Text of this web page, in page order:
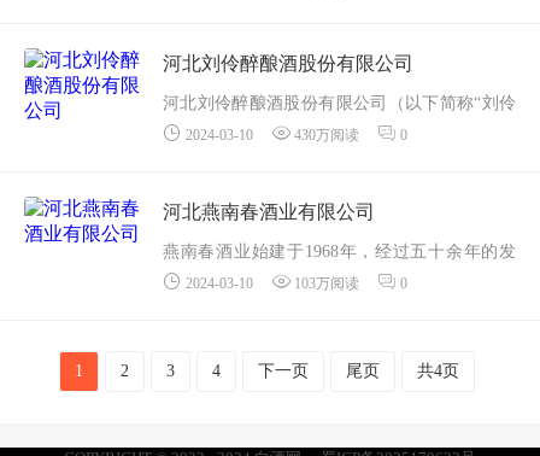
为民营企业。现有职工1100余人，资产8亿元。
趵突泉商...
河北刘伶醉酿酒股份有限公司
河北刘伶醉酿酒股份有限公司（以下简称“刘伶
醉”）是以研究、生产、经营白酒系列产品为主
国“酒乡”河北保定，刘伶...
2024-03-10 430万阅读 0
河北燕南春酒业有限公司
燕南春酒业始建于1968年，经过五十余年的发
展壮大，现已发展成为集白酒、葡萄酒、纯净
2024-03-10 103万阅读 0
1 2 3 4 下一页 尾页 共4页